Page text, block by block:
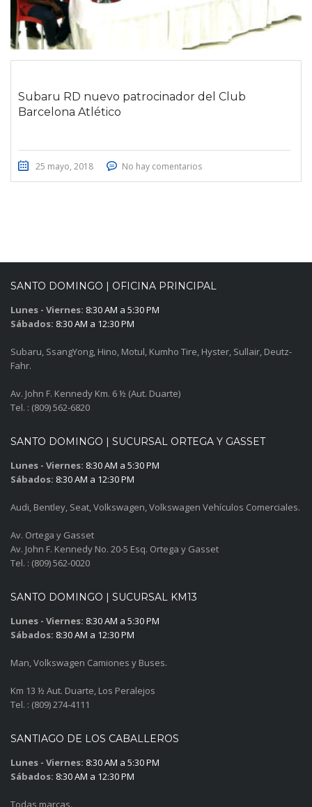
Subaru RD nuevo patrocinador del Club
Barcelona Atlético
25 mayo, 2018 No hay comentarios
SANTO DOMINGO | OFICINA PRINCIPAL
Lunes - Viernes: 8:30 AM a 5:30 PM
Sábados: 8:30 AM a 12:30 PM
Subaru, SsangYong, Hino, Motul, Kumho Tire, Hyster, Sullair, Deutz-
Fahr.
Av. John F. Kennedy Km. 6 ½ (Aut. Duarte)
Tel. : (809) 562-6820
SANTO DOMINGO | SUCURSAL ORTEGA Y GASSET
Lunes - Viernes: 8:30 AM a 5:30 PM
Sábados: 8:30 AM a 12:30 PM
Audi, Bentley, Seat, Volkswagen, Volkswagen Vehículos Comerciales.
Av. Ortega y Gasset
Av. John F. Kennedy No. 20-5 Esq. Ortega y Gasset
Tel. : (809) 562-0020
SANTO DOMINGO | SUCURSAL KM13
Lunes - Viernes: 8:30 AM a 5:30 PM
Sábados: 8:30 AM a 12:30 PM
Man, Volkswagen Camiones y Buses.
Km 13 ½ Aut. Duarte, Los Peralejos
Tel. : (809) 274-4111
SANTIAGO DE LOS CABALLEROS
Lunes - Viernes: 8:30 AM a 5:30 PM
Sábados: 8:30 AM a 12:30 PM
Todas marcas.